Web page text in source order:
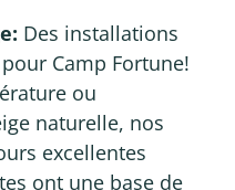
Des installations
Camp Fortune!
ou
naturelle, nos
excellentes
ont une base de